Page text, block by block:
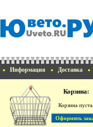
Информация Доставка
Корзина:
Корзина пуста.